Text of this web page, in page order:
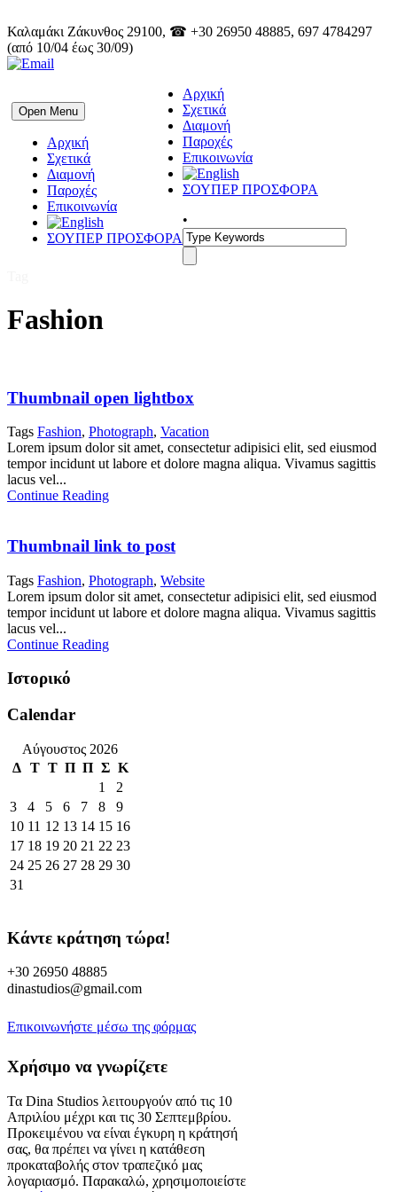
Καλαμάκι Ζάκυνθος 29100, ☎ +30 26950 48885, 697 4784297
(από 10/04 έως 30/09)
Open Menu
Αρχική
Σχετικά
Διαμονή
Παροχές
Επικοινωνία
ΣΟΥΠΕΡ ΠΡΟΣΦΟΡΑ
Αρχική
Σχετικά
Διαμονή
Παροχές
Επικοινωνία
ΣΟΥΠΕΡ ΠΡΟΣΦΟΡΑ
•
Fashion
Thumbnail open lightbox
Tags Fashion, Photograph, Vacation
Lorem ipsum dolor sit amet, consectetur adipisici elit, sed eiusmod
tempor incidunt ut labore et dolore magna aliqua. Vivamus sagittis
lacus vel...
Continue Reading
Thumbnail link to post
Tags Fashion, Photograph, Website
Lorem ipsum dolor sit amet, consectetur adipisici elit, sed eiusmod
tempor incidunt ut labore et dolore magna aliqua. Vivamus sagittis
lacus vel...
Continue Reading
Ιστορικό
Calendar
Αύγουστος 2026
Δ Τ Τ Π Π Σ Κ
1
2
3
4 5 6 7 8
9
10 11 12 13 14 15 16
17 18 19 20 21 22 23
24 25 26 27 28 29 30
31
Κάντε κράτηση τώρα!
+30 26950 48885
dinastudios@gmail.com
Επικοινωνήστε μέσω της φόρμας
Χρήσιμο να γνωρίζετε
Τα Dina Studios λειτουργούν από τις 10
Απριλίου μέχρι και τις 30 Σεπτεμβρίου.
Προκειμένου να είναι έγκυρη η κράτησή
σας, θα πρέπει να γίνει η κατάθεση
προκαταβολής στον τραπεζικό μας
λογαριασμό. Παρακαλώ, χρησιμοποιείστε